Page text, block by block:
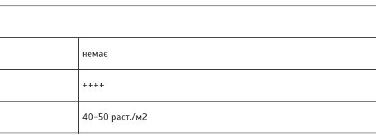
немає
++++
40-50 раст./м2